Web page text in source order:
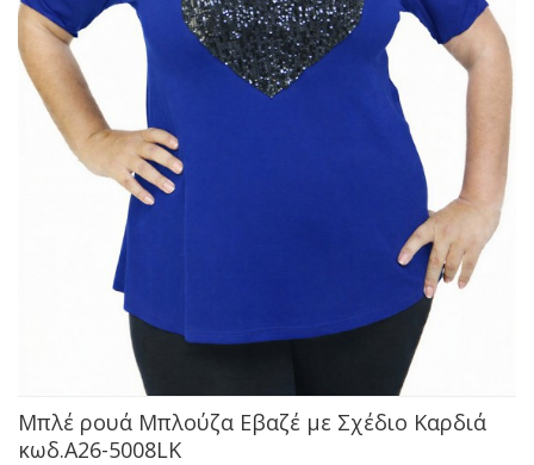
Μπλέ ρουά Μπλούζα Εβαζέ με Σχέδιο Καρδιά
κωδ.A26-5008LK